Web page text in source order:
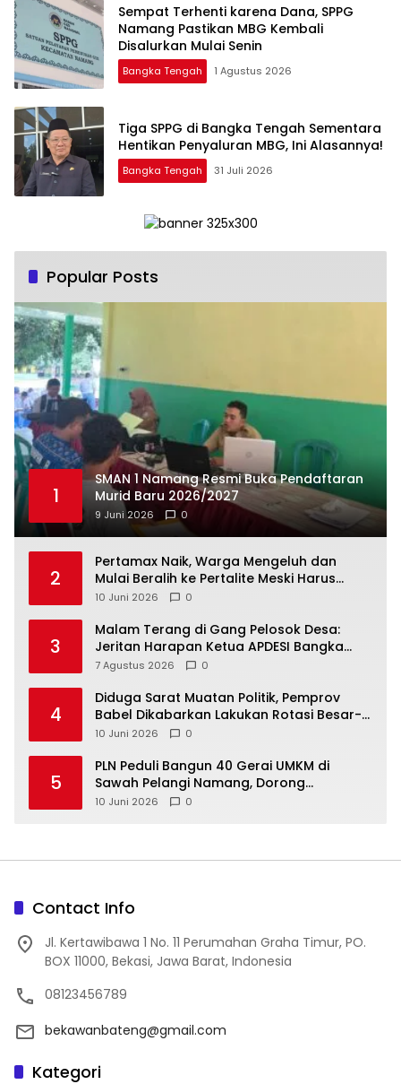
‎Sempat Terhenti karena Dana, SPPG
Namang Pastikan MBG Kembali
Disalurkan Mulai Senin
Bangka Tengah 1 Agustus 2026
‎Tiga SPPG di Bangka Tengah Sementara
Bangka Tengah 31 Juli 2026
Popular Posts
1
SMAN 1 Namang Resmi Buka Pendaftaran
Murid Baru 2026/2027
9 Juni 2026 0
2
‎Pertamax Naik, Warga Mengeluh dan
Mulai Beralih ke Pertalite Meski Harus
10 Juni 2026 0
3
Malam Terang di Gang Pelosok Desa:
Jeritan Harapan Ketua APDESI Bangka
Tengah untuk PLN Babel
7 Agustus 2026 0
4
‎Diduga Sarat Muatan Politik, Pemprov
Babel Dikabarkan Lakukan Rotasi Besar-
10 Juni 2026 0
5
‎PLN Peduli Bangun 40 Gerai UMKM di
Sawah Pelangi Namang, Dorong
10 Juni 2026 0
Contact Info
Jl. Kertawibawa 1 No. 11 Perumahan Graha Timur, PO.
BOX 11000, Bekasi, Jawa Barat, Indonesia
08123456789
bekawanbateng@gmail.com
Kategori